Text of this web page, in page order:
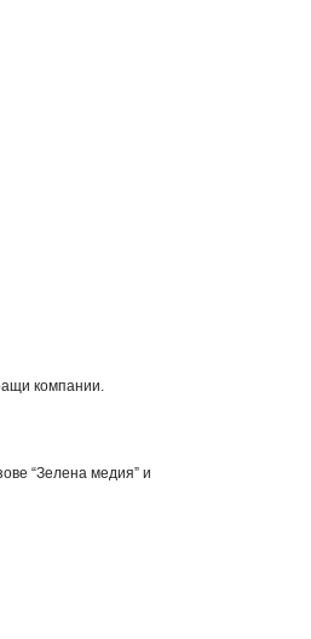
компании.
“Зелена медия”и